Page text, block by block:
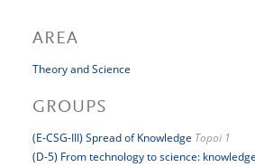
AREA
Theory and Science
GROUPS
(E-CSG-III) Spread of Knowledge Topoi 1
(D-5) From technology to science: